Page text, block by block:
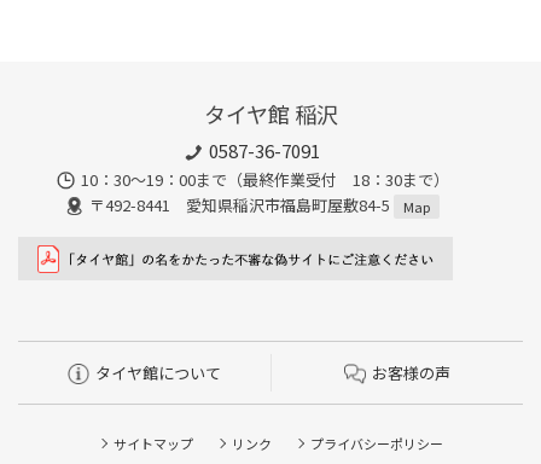
タイヤ館 稲沢
0587-36-7091
10：30～19：00まで（最終作業受付 18：30まで）
〒492-8441 愛知県稲沢市福島町屋敷84-5
Map
タイヤ館について お客様の声
サイトマップ リンク
プライバシーポリシー